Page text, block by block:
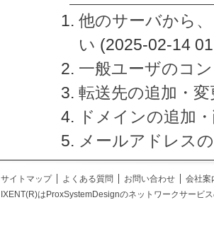
他のサーバから
い (2025-02-14
一般ユーザのコ
転送先の追加・
ドメインの追加
メールアドレス
サイトマップ よくある質問 お問い合わせ
会社案
IXENT(R)はProxSystemDesignのネットワークサービ